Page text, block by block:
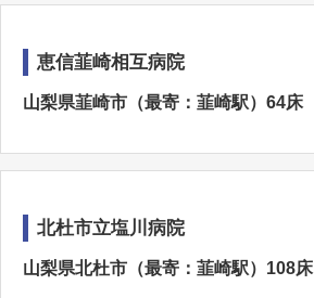
恵信韮崎相互病院
山梨県韮崎市（最寄：韮崎駅）64床
北杜市立塩川病院
山梨県北杜市（最寄：韮崎駅）108床